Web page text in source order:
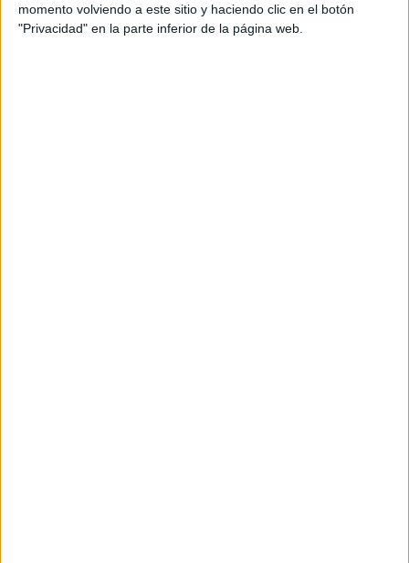
momento volviendo a este sitio y haciendo clic en el botón
"Privacidad" en la parte inferior de la página web.